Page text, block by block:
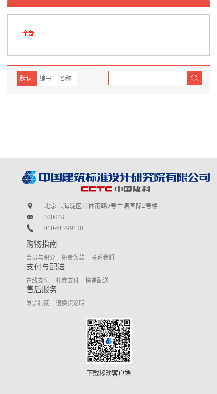
全部
默认 编号 名称
北京市海淀区首体南路9号主语国际2号楼
100048
010-68799100
购物指南
会员与积分 免责条款 联系我们
支付与配送
在线支付 礼券支付 快递配送
售后服务
发票制度 退换货说明
下载移动客户端